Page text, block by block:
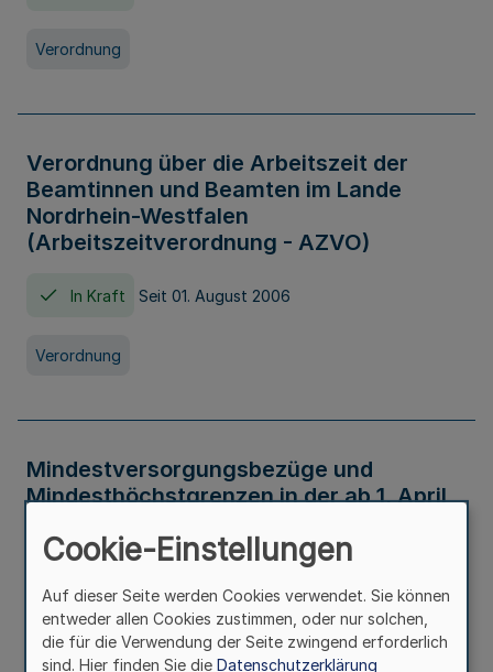
Verordnung
Verordnung über die Arbeitszeit der
Beamtinnen und Beamten im Lande
Nordrhein-Westfalen
(Arbeitszeitverordnung - AZVO)
In Kraft Seit 01. August 2006
Verordnung
Mindestversorgungsbezüge und
Mindesthöchstgrenzen in der ab 1. April
Verwaltungsvorschrift
Cookie-Einstellungen
Auf dieser Seite werden Cookies verwendet. Sie können
entweder allen Cookies zustimmen, oder nur solchen,
die für die Verwendung der Seite zwingend erforderlich
sind. Hier finden Sie die Datenschutzerklärung